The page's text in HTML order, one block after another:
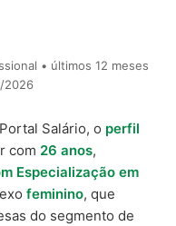
• últimos 12 meses
2026
Salário, o perfil
com 26 anos,
Especialização em
feminino, que
do segmento de